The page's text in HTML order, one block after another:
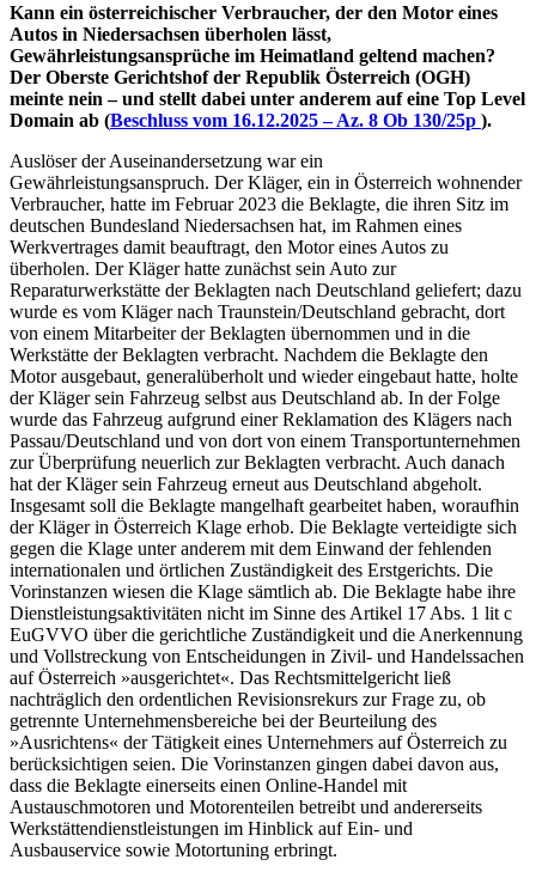
Kann ein österreichischer Verbraucher, der den Motor eines
Autos in Niedersachsen überholen lässt,
Gewährleistungsansprüche im Heimatland geltend machen?
Der Oberste Gerichtshof der Republik Österreich (OGH)
meinte nein – und stellt dabei unter anderem auf eine Top Level
Domain ab (Beschluss vom 16.12.2025 – Az. 8 Ob 130/25p ).
Auslöser der Auseinandersetzung war ein
Gewährleistungsanspruch. Der Kläger, ein in Österreich wohnender
Verbraucher, hatte im Februar 2023 die Beklagte, die ihren Sitz im
deutschen Bundesland Niedersachsen hat, im Rahmen eines
Werkvertrages damit beauftragt, den Motor eines Autos zu
überholen. Der Kläger hatte zunächst sein Auto zur
Reparaturwerkstätte der Beklagten nach Deutschland geliefert; dazu
wurde es vom Kläger nach Traunstein/Deutschland gebracht, dort
von einem Mitarbeiter der Beklagten übernommen und in die
Werkstätte der Beklagten verbracht. Nachdem die Beklagte den
Motor ausgebaut, generalüberholt und wieder eingebaut hatte, holte
der Kläger sein Fahrzeug selbst aus Deutschland ab. In der Folge
wurde das Fahrzeug aufgrund einer Reklamation des Klägers nach
Passau/Deutschland und von dort von einem Transportunternehmen
zur Überprüfung neuerlich zur Beklagten verbracht. Auch danach
hat der Kläger sein Fahrzeug erneut aus Deutschland abgeholt.
Insgesamt soll die Beklagte mangelhaft gearbeitet haben, woraufhin
der Kläger in Österreich Klage erhob. Die Beklagte verteidigte sich
gegen die Klage unter anderem mit dem Einwand der fehlenden
internationalen und örtlichen Zuständigkeit des Erstgerichts. Die
Vorinstanzen wiesen die Klage sämtlich ab. Die Beklagte habe ihre
Dienstleistungsaktivitäten nicht im Sinne des Artikel 17 Abs. 1 lit c
EuGVVO über die gerichtliche Zuständigkeit und die Anerkennung
und Vollstreckung von Entscheidungen in Zivil- und Handelssachen
auf Österreich »ausgerichtet«. Das Rechtsmittelgericht ließ
nachträglich den ordentlichen Revisionsrekurs zur Frage zu, ob
getrennte Unternehmensbereiche bei der Beurteilung des
»Ausrichtens« der Tätigkeit eines Unternehmers auf Österreich zu
berücksichtigen seien. Die Vorinstanzen gingen dabei davon aus,
dass die Beklagte einerseits einen Online-Handel mit
Austauschmotoren und Motorenteilen betreibt und andererseits
Werkstättendienstleistungen im Hinblick auf Ein- und
Ausbauservice sowie Motortuning erbringt.